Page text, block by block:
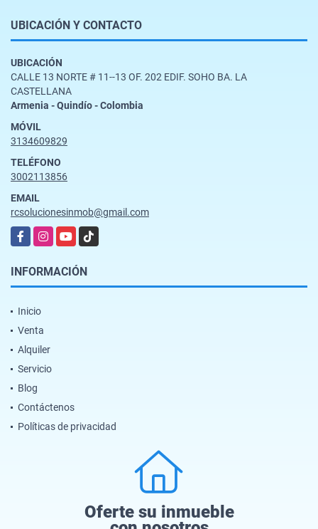
UBICACIÓN Y CONTACTO
UBICACIÓN
CALLE 13 NORTE # 11--13 OF. 202 EDIF. SOHO BA. LA
CASTELLANA
Armenia - Quindío - Colombia
MÓVIL
3134609829
TELÉFONO
3002113856
EMAIL
rcsolucionesinmob@gmail.com
FacebookInstagramYouTubeTikTok
INFORMACIÓN
Inicio
Venta
Alquiler
Servicio
Blog
Contáctenos
Políticas de privacidad
Oferte su inmueble